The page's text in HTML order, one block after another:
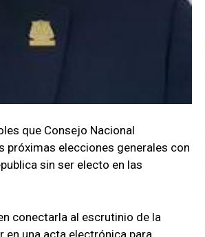
que Consejo Nacional
próximas elecciones generales con
sin ser electo en las
conectarla al escrutinio de la